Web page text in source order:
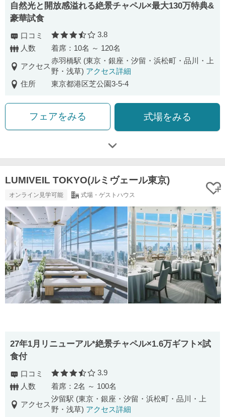
自然光と開放感溢れる絶景チャペル×最大130万特典&
豪華試食
口コミ 口コミ評価
3.8
人数
着席：10名 ～ 120名
アクセス
赤羽橋駅 (東京・銀座・汐留・浜松町・品川・上
野・浅草) アクセス詳細
住所
東京都港区芝公園3-5-4
フェアをみる 式場をみる
LUMIVEIL TOKYO(ルミヴェール東京)
オンライン見学可能 式場・ゲストハウス
27年1月リニューアル*絶景チャペル×1.6万ギフト×試
食付
口コミ 口コミ評価
3.9
人数
着席：2名 ～ 100名
アクセス
汐留駅 (東京・銀座・汐留・浜松町・品川・上
野・浅草) アクセス詳細